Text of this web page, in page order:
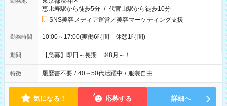
恵比寿駅から徒歩5分 / 代官山駅から徒歩10分
SNS美容メディア運営／美容マーケティング支援
勤務時間 10:00～17:00(実働6時間 休憩1時間)
期間 【急募】即日～長期 ※8月～！
特徴 履歴書不要 / 40～50代活躍中 / 服装自由
気になる！ 応募する 詳細へ